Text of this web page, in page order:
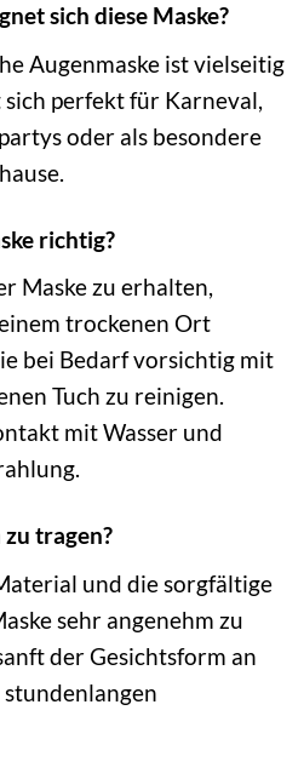
sich diese Maske?
Augenmaske ist vielseitig
perfekt für Karneval,
oder als besondere
richtig?
Maske zu erhalten,
trockenen Ort
bei Bedarf vorsichtig mit
Tuch zu reinigen.
mit Wasser und
tragen?
und die sorgfältige
sehr angenehm zu
der Gesichtsform an